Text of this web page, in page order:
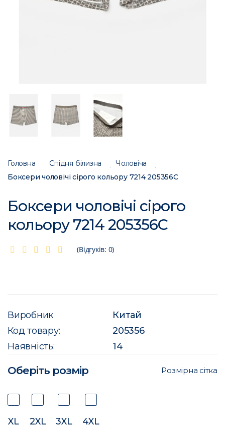
Головна Спідня білизна
Чоловіча
Боксери чоловічі сірого кольору 7214 205356C
Боксери чоловічі сірого
кольору 7214 205356C
(Відгуків: 0)
Виробник
Китай
Код товару:
205356
Наявність:
14
Оберіть розмір Розмірна сітка
XL 2XL 3XL 4XL